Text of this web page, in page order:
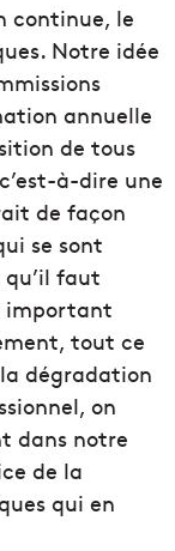
continue, le
Notre idée
annuelle
de tous
à-dire une
de façon
se sont
qu’il faut
important
tout ce
dégradation
on
dans notre
de la
qui en